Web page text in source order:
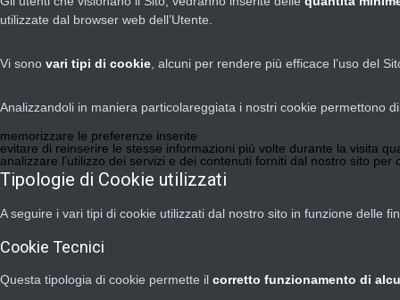
utilizzate dal browser web dell’Utente.
Vi sono vari tipi di cookie , alcuni per rendere più efficace l’uso del
Analizzandoli in maniera particolareggiata i nostri cookie permettono
memorizzare le preferenze inserite
evitare di reinserire le stesse informazioni più volte durante la visita
analizzare l’utilizzo dei servizi e dei contenuti forniti dal nostro sito
Tipologie di Cookie utilizzati
A seguire i vari tipi di cookie utilizzati dal nostro sito in funzione delle
Cookie Tecnici
Questa tipologia di cookie permette il corretto funzionamento di